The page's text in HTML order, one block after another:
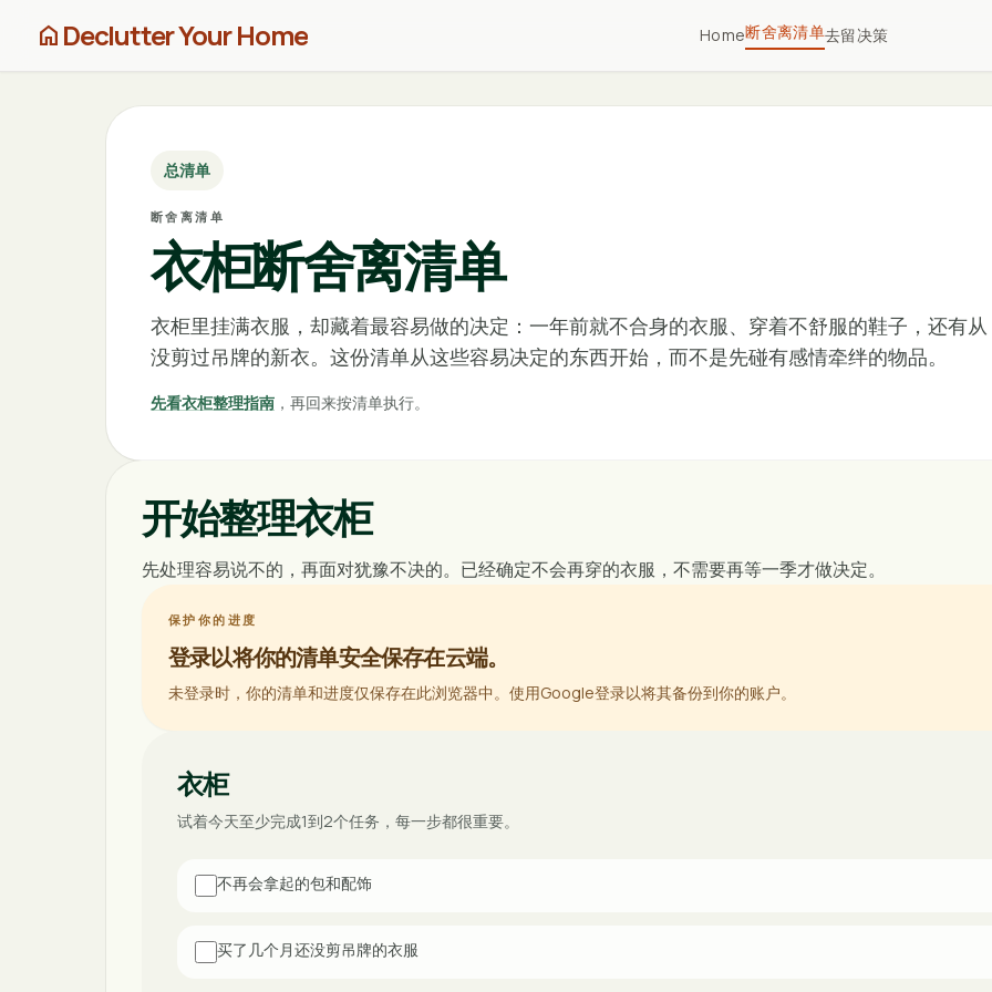
home Declutter Your Home Home断舍离清单去留决策
总清单
断舍离清单
衣柜断舍离清单
衣柜里挂满衣服，却藏着最容易做的决定：一年前就不合身的衣服、穿着不舒服的鞋子，还有从
没剪过吊牌的新衣。这份清单从这些容易决定的东西开始，而不是先碰有感情牵绊的物品。
先看衣柜整理指南 ，再回来按清单执行。
开始整理衣柜
先处理容易说不的，再面对犹豫不决的。已经确定不会再穿的衣服，不需要再等一季才做决定。
保护你的进度
登录以将你的清单安全保存在云端。
未登录时，你的清单和进度仅保存在此浏览器中。使用Google登录以将其备份到你的账户。
衣柜
试着今天至少完成1到2个任务，每一步都很重要。
不再会拿起的包和配饰
买了几个月还没剪吊牌的衣服